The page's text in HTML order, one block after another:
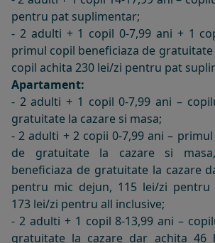
pentru pat suplimentar;
- 2 adulti + 1 copil 0-7,99 ani + 1
primul copil beneficiaza de gratuitate
copil achita 230 lei/zi pentru pat
Apartament:
- 2 adulti + 1 copil 0-7,99 ani –
gratuitate la cazare si masa;
- 2 adulti + 2 copii 0-7,99 ani –
de gratuitate la cazare si
beneficiaza de gratuitate la cazare
pentru mic dejun, 115 lei/zi pentru
173 lei/zi pentru all inclusive;
- 2 adulti + 1 copil 8-13,99 ani –
gratuitate la cazare dar achita 46